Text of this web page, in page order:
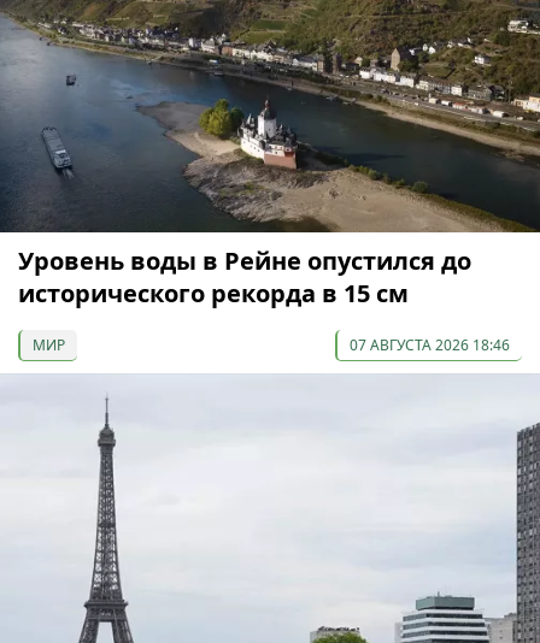
Уровень воды в Рейне опустился до
исторического рекорда в 15 см
МИР 07 АВГУСТА 2026 18:46